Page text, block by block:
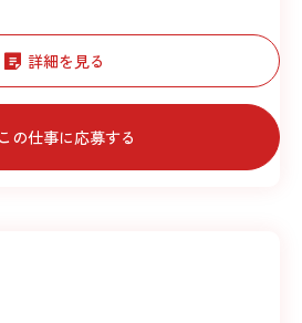
詳細を見る
この仕事に応募する